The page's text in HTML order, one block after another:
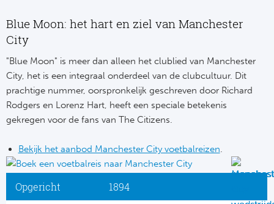
Blue Moon: het hart en ziel van Manchester
City
"Blue Moon" is meer dan alleen het clublied van Manchester
City, het is een integraal onderdeel van de clubcultuur. Dit
prachtige nummer, oorspronkelijk geschreven door Richard
Rodgers en Lorenz Hart, heeft een speciale betekenis
gekregen voor de fans van The Citizens.
Bekijk het aanbod Manchester City voetbalreizen.
Opgericht 1894